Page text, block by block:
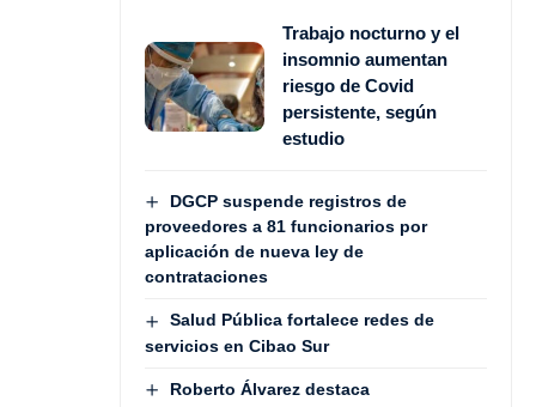
Trabajo nocturno y el
insomnio aumentan
riesgo de Covid
persistente, según
estudio
DGCP suspende registros de
proveedores a 81 funcionarios por
aplicación de nueva ley de
contrataciones
Salud Pública fortalece redes de
servicios en Cibao Sur
Roberto Álvarez destaca